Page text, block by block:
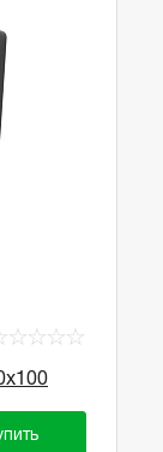
☆
☆
☆
☆